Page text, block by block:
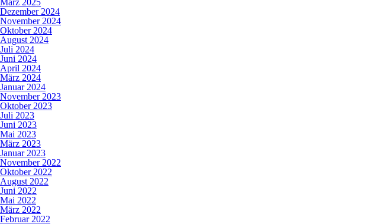
März 2025
Dezember 2024
November 2024
Oktober 2024
August 2024
Juli 2024
Juni 2024
April 2024
März 2024
Januar 2024
November 2023
Oktober 2023
Juli 2023
Juni 2023
Mai 2023
März 2023
Januar 2023
November 2022
Oktober 2022
August 2022
Juni 2022
Mai 2022
März 2022
Februar 2022